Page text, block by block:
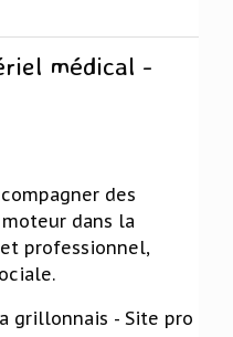
médical -
des
dans la
professionnel,
grillonnais - Site pro